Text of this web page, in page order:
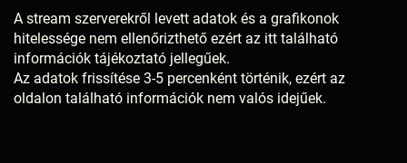
A stream szerverekről levett adatok és a grafikonok
hitelessége nem ellenőrizthető ezért az itt található
információk tájékoztató jellegűek.
Az adatok frissítése 3-5 percenként történik, ezért az
oldalon található információk nem valós idejűek.